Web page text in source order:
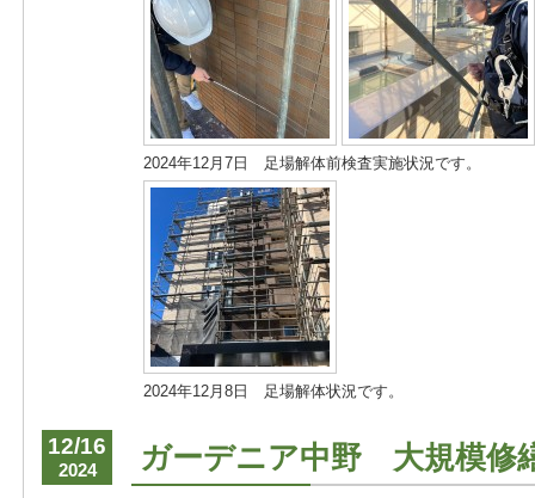
2024年12月7日 足場解体前検査実施状況です。
2024年12月8日 足場解体状況です。
12/16
2024 ガーデニア中野 大規模修